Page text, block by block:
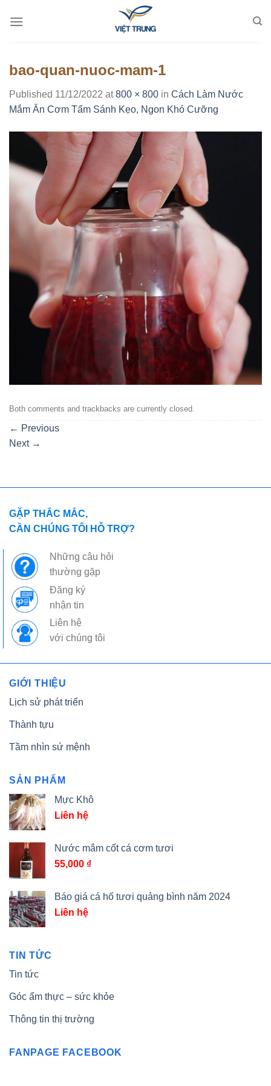
bao-quan-nuoc-mam-1
Published 11/12/2022 at800 × 800 in Cách Làm Nước
Mắm Ăn Cơm Tấm Sánh Kẹo, Ngon Khó Cưỡng
Both comments and trackbacks are currently closed.
← Previous
Next →
GẶP THẮC MẮC,
CẦN CHÚNG TÔI HỖ TRỢ?
Những câu hỏi
thường gặp
Đăng ký
nhận tin
Liên hệ
với chúng tôi
GIỚI THIỆU
Lịch sử phát triển
Thành tựu
Tầm nhìn sứ mệnh
SẢN PHẨM
Mực Khô
Liên hệ
Nước mắm cốt cá cơm tươi
55,000 ₫
Báo giá cá hố tươi quảng bình năm 2024
Liên hệ
TIN TỨC
Tin tức
Góc ẩm thực – sức khỏe
Thông tin thị trường
FANPAGE FACEBOOK